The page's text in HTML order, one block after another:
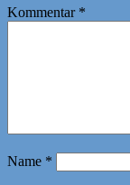
Kommentar *
Name *